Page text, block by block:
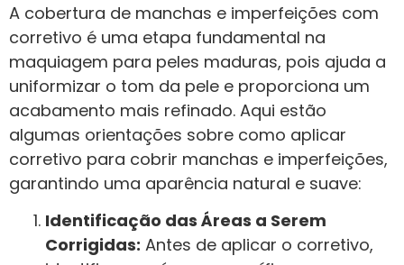
A cobertura de manchas e imperfeições com
corretivo é uma etapa fundamental na
maquiagem para peles maduras, pois ajuda a
uniformizar o tom da pele e proporciona um
acabamento mais refinado. Aqui estão
algumas orientações sobre como aplicar
corretivo para cobrir manchas e imperfeições,
garantindo uma aparência natural e suave:
Identificação das Áreas a Serem
Corrigidas: Antes de aplicar o corretivo,